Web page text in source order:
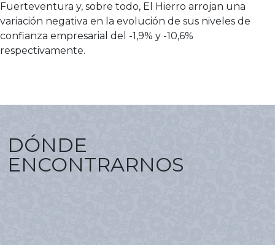
Fuerteventura y, sobre todo, El Hierro arrojan una
variación negativa en la evolución de sus niveles de
confianza empresarial del -1,9% y -10,6%
respectivamente.
DÓNDE
ENCONTRARNOS